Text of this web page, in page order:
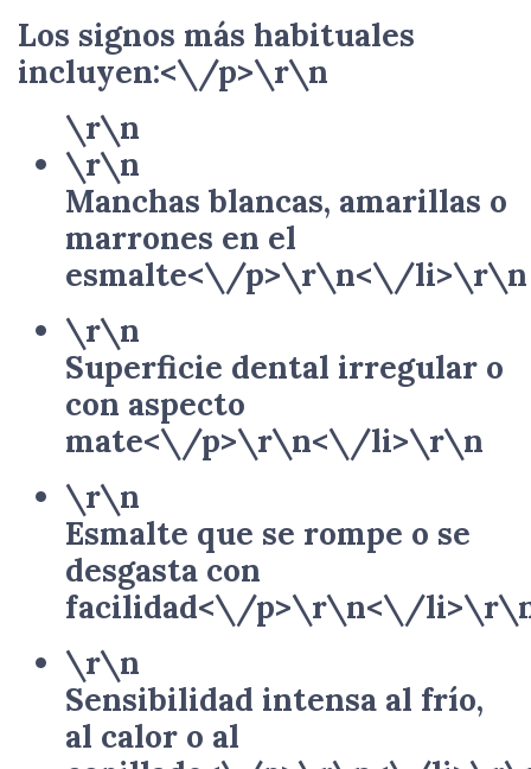
Los signos más habituales
incluyen:<\/p>\r\n
\r\n
\r\n
Manchas blancas, amarillas o
marrones en el
esmalte<\/p>\r\n<\/li>\r\n
\r\n
Superficie dental irregular o
con aspecto
mate<\/p>\r\n<\/li>\r\n
\r\n
Esmalte que se rompe o se
desgasta con
facilidad<\/p>\r\n<\/
\r\n
Sensibilidad intensa al frío,
al calor o al